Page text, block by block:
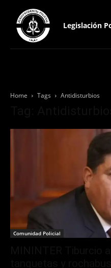
Legislación
Home Tags Antidisturbios
Comunidad Policial